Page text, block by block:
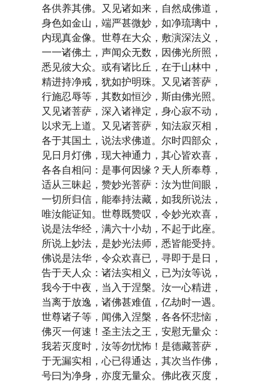
各供养其佛。又见诸如来，自然成佛道，
身色如金山，端严甚微妙，如净琉璃中，
内现真金像。世尊在大众，敷演深法义，
一一诸佛土，声闻众无数，因佛光所照，
悉见彼大众。或有诸比丘，在于山林中，
精进持净戒，犹如护明珠。又见诸菩萨，
行施忍辱等，其数如恒沙，斯由佛光照。
又见诸菩萨，深入诸禅定，身心寂不动，
以求无上道。又见诸菩萨，知法寂灭相，
各于其国土，说法求佛道。尔时四部众，
见日月灯佛，现大神通力，其心皆欢喜，
各各自相问：是事何因缘？天人所奉尊，
适从三昧起，赞妙光菩萨：汝为世间眼，
一切所归信，能奉持法藏，如我所说法，
唯汝能证知。世尊既赞叹，令妙光欢喜，
说是法华经，满六十小劫，不起于此座。
所说上妙法，是妙光法师，悉皆能受持。
佛说是法华，令众欢喜已，寻即于是日，
告于天人众：诸法实相义，已为汝等说，
我今于中夜，当入于涅槃。汝一心精进，
当离于放逸，诸佛甚难值，亿劫时一遇。
世尊诸子等，闻佛入涅槃，各各怀悲恼，
佛灭一何速！圣主法之王，安慰无量众：
我若灭度时，汝等勿忧怖！是德藏菩萨，
于无漏实相，心已得通达，其次当作佛，
号曰为净身，亦度无量众。佛此夜灭度，